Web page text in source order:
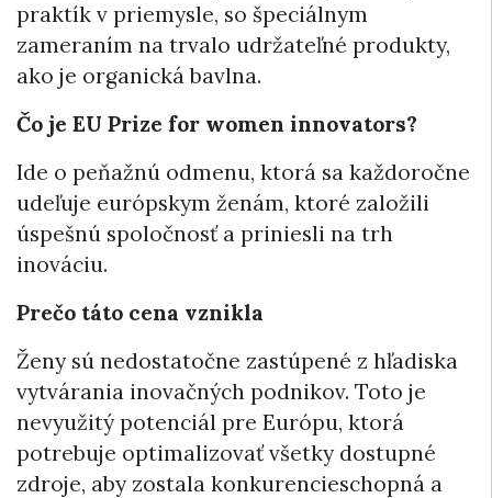
praktík v priemysle, so špeciálnym
zameraním na trvalo udržateľné produkty,
ako je organická bavlna.
Čo je EU Prize for women innovators?
Ide o peňažnú odmenu, ktorá sa každoročne
udeľuje európskym ženám, ktoré založili
úspešnú spoločnosť a priniesli na trh
inováciu.
Prečo táto cena vznikla
Ženy sú nedostatočne zastúpené z hľadiska
vytvárania inovačných podnikov. Toto je
nevyužitý potenciál pre Európu, ktorá
potrebuje optimalizovať všetky dostupné
zdroje, aby zostala konkurencieschopná a